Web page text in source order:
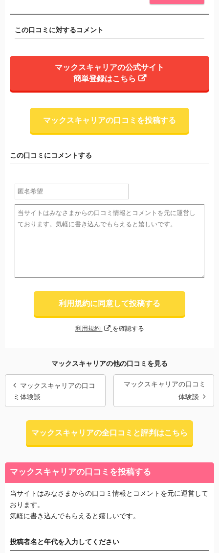
この口コミに対するコメント
マックスキャリアの公式サイト
簡単登録はこちら
マックスキャリアの口コミを投稿する
この口コミにコメントする
利用規約に同意して投稿する
利用規約 を確認する
マックスキャリアの他の口コミを見る
マックスキャリアの口コ
ミ体験談
マックスキャリアの口コミ
体験談
マックスキャリアの全口コミと評判はこちら
マックスキャリアの口コミを投稿する
当サイトはみなさまからの口コミ情報とコメントを元に運営して
おります。
気軽に書き込んでもらえると嬉しいです。
投稿者名と年代を入力してください